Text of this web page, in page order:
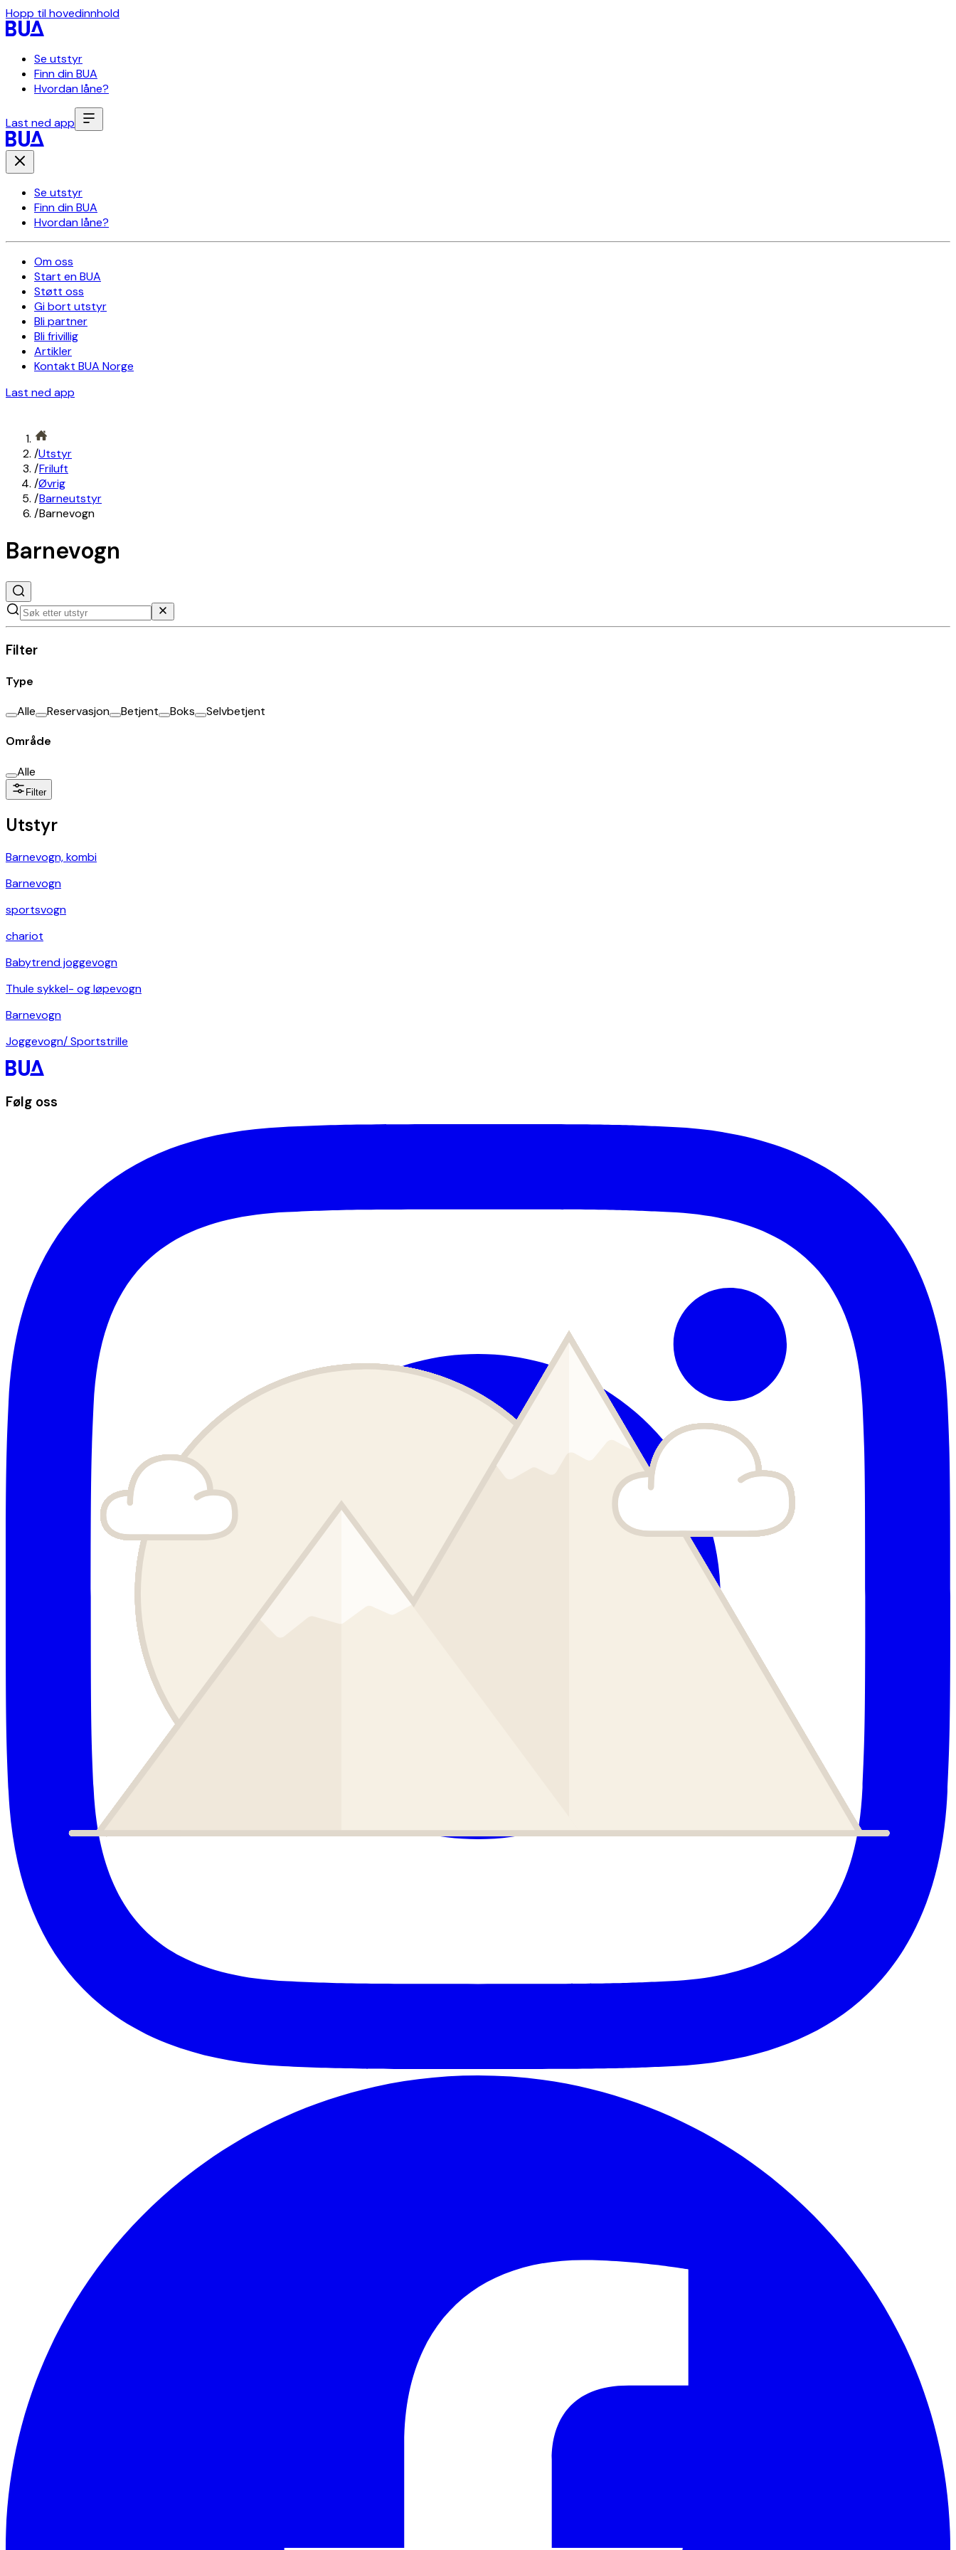
Hopp til hovedinnhold
Se utstyr
Finn din BUA
Hvordan låne?
Last ned app
Se utstyr
Finn din BUA
Hvordan låne?
Om oss
Start en BUA
Støtt oss
Gi bort utstyr
Bli partner
Bli frivillig
Artikler
Kontakt BUA Norge
Last ned app
/Utstyr
/Friluft
/Øvrig
/Barneutstyr
/Barnevogn
Barnevogn
Filter
Type
Alle Reservasjon Betjent Boks Selvbetjent
Område
Alle
Filter
Utstyr
Barnevogn, kombi
Barnevogn
sportsvogn
chariot
Babytrend joggevogn
Thule sykkel- og løpevogn
Barnevogn
Joggevogn/ Sportstrille
Følg oss